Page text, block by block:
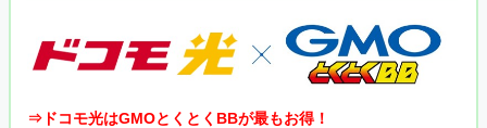
⇒ドコモ光はGMOとくとくBBが最もお得！